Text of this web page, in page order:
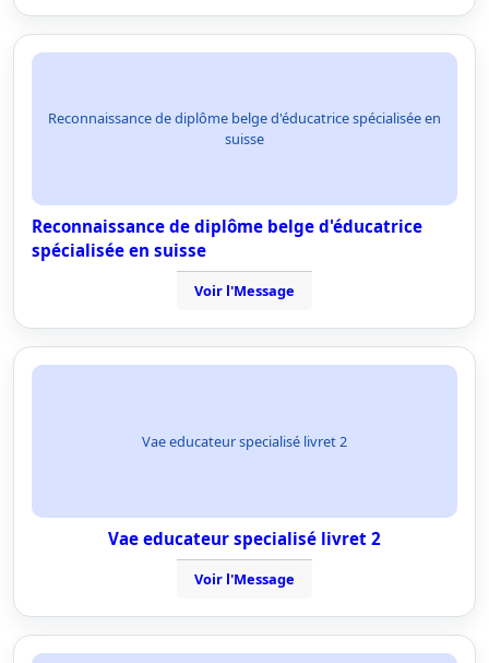
Reconnaissance de diplôme belge d'éducatrice spécialisée en
suisse
Reconnaissance de diplôme belge d'éducatrice
spécialisée en suisse
Voir l'Message
Vae educateur specialisé livret 2
Vae educateur specialisé livret 2
Voir l'Message